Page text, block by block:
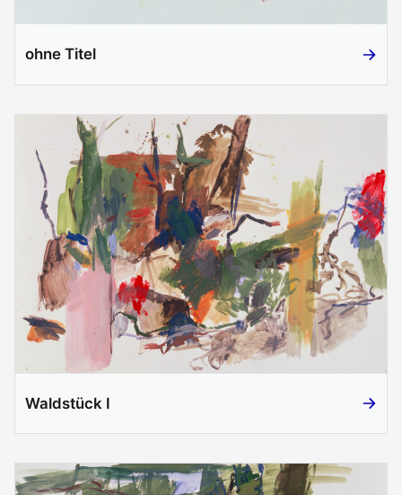
ohne Titel ohne
Waldstück I